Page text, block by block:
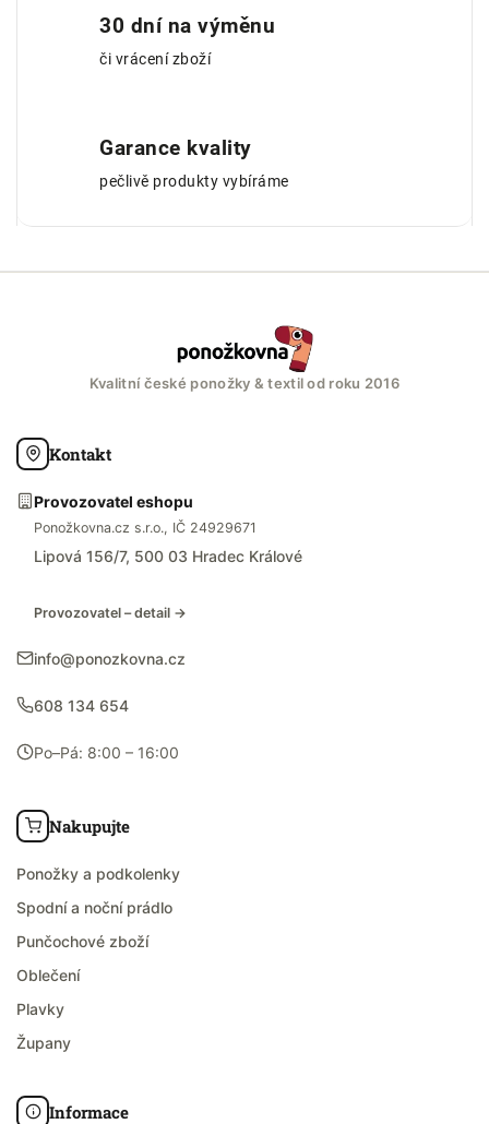
30 dní na výměnu
či vrácení zboží
Garance kvality
pečlivě produkty vybíráme
Kvalitní české ponožky & textil od roku 2016
Kontakt
Provozovatel eshopu
Ponožkovna.cz s.r.o., IČ 24929671
Lipová 156/7, 500 03 Hradec Králové
Provozovatel – detail →
info@ponozkovna.cz
608 134 654
Po–Pá: 8:00 – 16:00
Nakupujte
Ponožky a podkolenky
Spodní a noční prádlo
Punčochové zboží
Oblečení
Plavky
Župany
Informace